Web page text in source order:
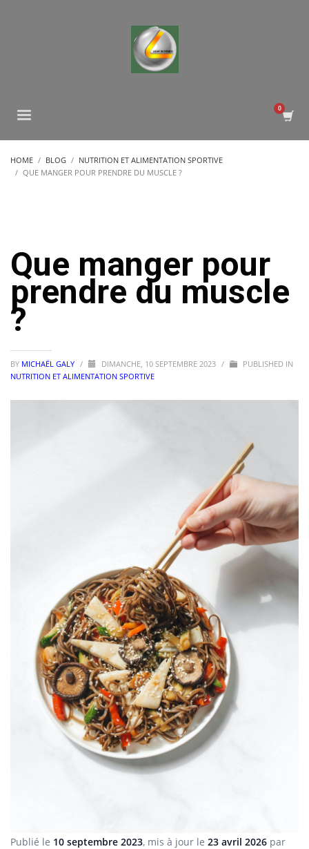
HOME BLOG
NUTRITION ET ALIMENTATION SPORTIVE
QUE MANGER POUR PRENDRE DU MUSCLE ?
Que manger pour
prendre du muscle
?
BY MICHAËL GALY / DIMANCHE, 10 SEPTEMBRE 2023 /
PUBLISHED IN
NUTRITION ET ALIMENTATION SPORTIVE
Publié le 10 septembre 2023, mis à jour le 23 avril 2026 par